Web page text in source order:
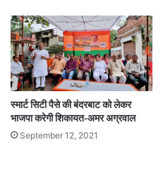
स्मार्ट सिटी पैसे की बंदरबाट को लेकर
भाजपा करेगी शिकायत-अमर अग्रवाल
September 12, 2021